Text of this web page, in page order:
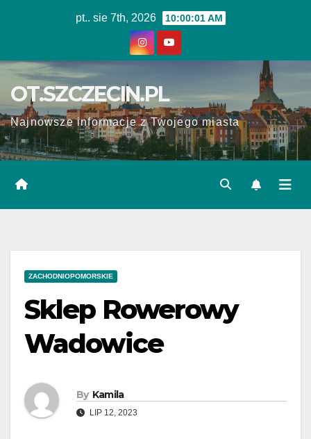
pt.. sie 7th, 2026 10:00:02 AM
OT.SZCZECIN.PL
Najnowsze informacje z Twojego miasta
ZACHODNIOPOMORSKIE
Sklep Rowerowy
Wadowice
By Kamila
LIP 12, 2023